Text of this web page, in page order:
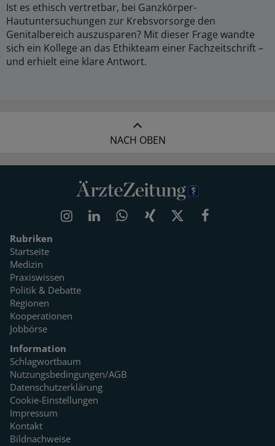
Ist es ethisch vertretbar, bei Ganzkörper-
Hautuntersuchungen zur Krebsvorsorge den
Genitalbereich auszusparen? Mit dieser Frage wandte
sich ein Kollege an das Ethikteam einer Fachzeitschrift –
und erhielt eine klare Antwort.
NACH OBEN
Rubriken
Startseite
Medizin
Praxiswissen
Politik & Debatte
Regionen
Kooperationen
Jobbörse
Information
Schlagwortbaum
Nutzungsbedingungen/AGB
Datenschutzerklärung
Cookie-Einstellungen
Impressum
Kontakt
Bildnachweise